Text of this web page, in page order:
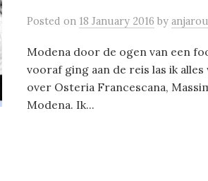
Posted on 18 January 2016 by
Modena door de ogen van een
vooraf ging aan de reis las ik
over Osteria Francescana,
Modena. Ik...